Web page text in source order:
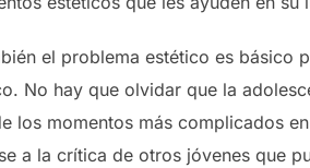
el problema estético es básico
No hay que olvidar que la
los momentos más complicados
a la crítica de otros jóvenes que